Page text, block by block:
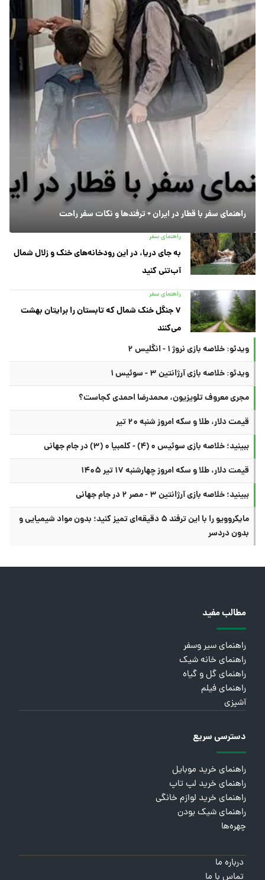
راهنمای سفر با قطار در ایران + ترفندها و نکات سفر راحت
راهنمای سفر
به جای دریا، در این رودخانه‌های خنک و زلال شمال
آب‌تنی کنید
راهنمای سفر
۷ جنگل خنک شمال که تابستان را برایتان بهشت
می‌کنند
ویدئو: خلاصه بازی نروژ ۱ - انگلیس ۲
ویدئو: خلاصه بازی آرژانتین ۳ - سوئیس ۱
مجری معروف تلویزیون، محمدرضا احمدی کجاست؟
قیمت دلار، طلا و سکه امروز شنبه ۲۰ تیر
ببینید؛ خلاصه بازی سوئیس ۰ (۴) - کلمبیا ۰ (۳) در جام جهانی
قیمت دلار، طلا و سکه امروز چهارشنبه ۱۷ تیر ۱۴۰۵
ببینید؛ خلاصه بازی آرژانتین ۳ - مصر ۲ در جام جهانی
مایکروویو را با این ترفند ۵ دقیقه‌ای تمیز کنید؛ بدون مواد شیمیایی و
بدون دردسر
مطالب مفید
راهنمای سیر وسفر
راهنمای خانه شیک
راهنمای گل و گیاه
راهنمای فیلم
آشپزی
دسترسی سریع
راهنمای خرید موبایل
راهنمای خرید لپ تاپ
راهنمای خرید لوازم خانگی
راهنمای شیک بودن
چهره‌ها
درباره ما